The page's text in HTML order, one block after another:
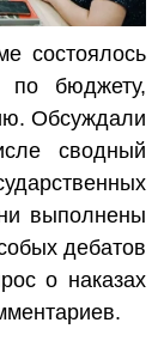
состоялось
по бюджету,
Обсуждали
сводный
выполнены
дебатов
о наказах